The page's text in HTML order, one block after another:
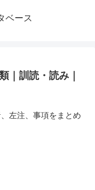
ベース
｜訓読・読み｜
左注、事項をまとめ